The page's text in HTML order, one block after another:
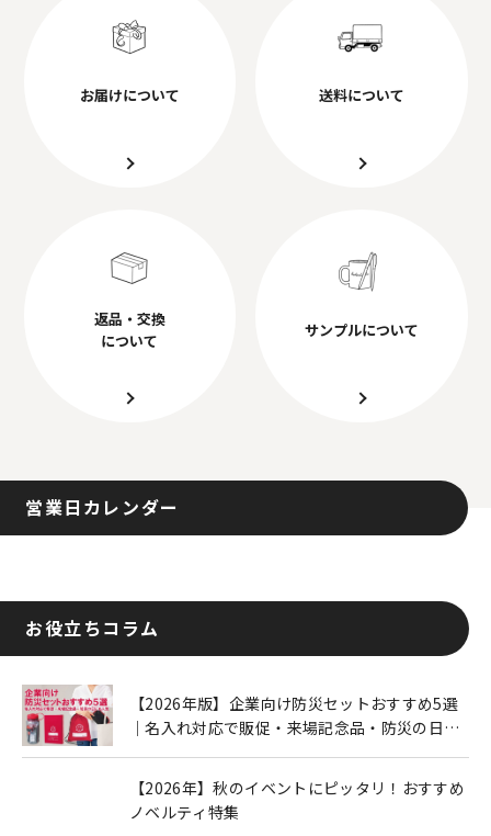
お届けについて 送料について
返品・交換
について
サンプルについて
営業日カレンダー
お役立ちコラム
【2026年版】企業向け防災セットおすすめ5選
｜名入れ対応で販促・来場記念品・防災の日に
【2026年】秋のイベントにピッタリ！おすすめ
ノベルティ特集